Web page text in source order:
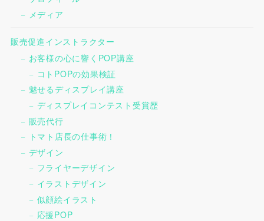
メディア
販売促進インストラクター
お客様の心に響くPOP講座
コトPOPの効果検証
魅せるディスプレイ講座
ディスプレイコンテスト受賞歴
販売代行
トマト店長の仕事術！
デザイン
フライヤーデザイン
イラストデザイン
似顔絵イラスト
応援POP